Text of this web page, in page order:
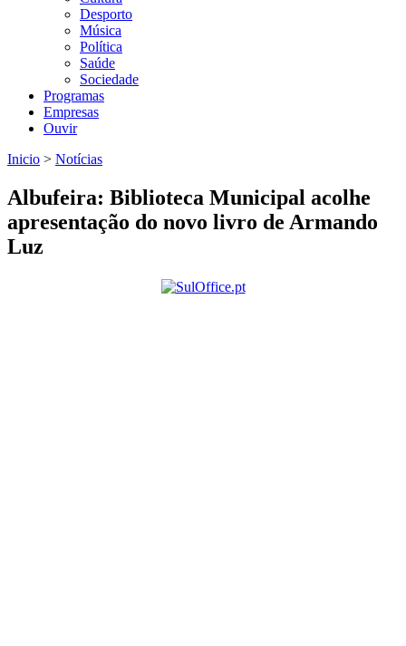
Desporto
Música
Política
Saúde
Sociedade
Programas
Empresas
Ouvir
Inicio > Notícias
Albufeira: Biblioteca Municipal acolhe
apresentação do novo livro de Armando
Luz